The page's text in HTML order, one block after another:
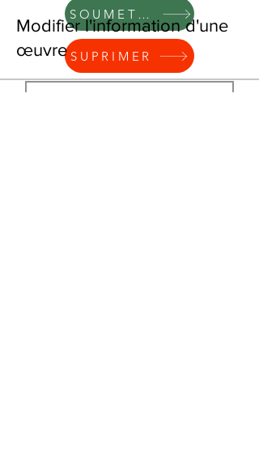
SOUMETTRE
SUPRIMER
Modifier l'information d'une
œuvre